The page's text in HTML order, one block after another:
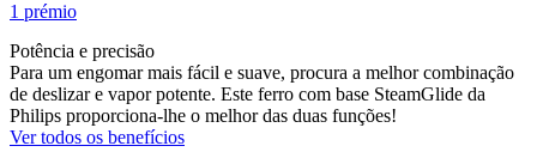
1 prémio
Potência e precisão
Para um engomar mais fácil e suave, procura a melhor combinação
de deslizar e vapor potente. Este ferro com base SteamGlide da
Philips proporciona-lhe o melhor das duas funções!
Ver todos os benefícios